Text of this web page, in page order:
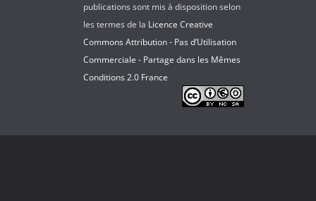
publications sont mis à disposition selon
les termes de la Licence Creative
Commons Attribution - Pas d’Utilisation
Commerciale - Partage dans les Mêmes
Conditions 2.0 France